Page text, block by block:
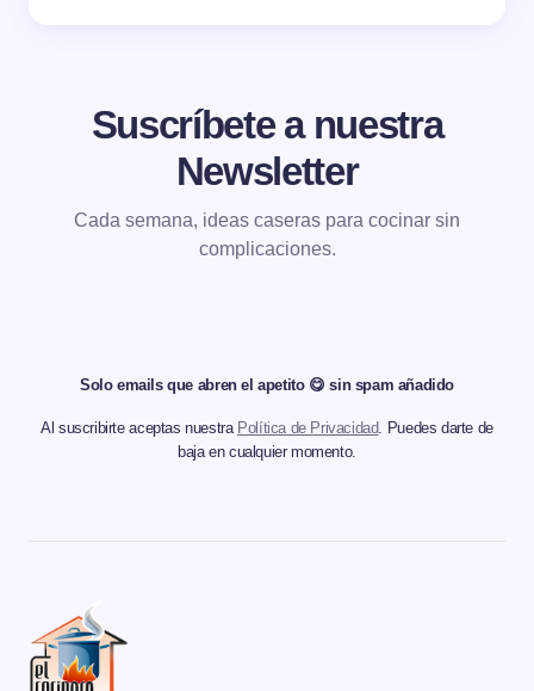
Suscríbete a nuestra
Newsletter
Cada semana, ideas caseras para cocinar sin
complicaciones.
Solo emails que abren el apetito 😋 sin spam añadido
Al suscribirte aceptas nuestra Política de Privacidad. Puedes darte de
baja en cualquier momento.